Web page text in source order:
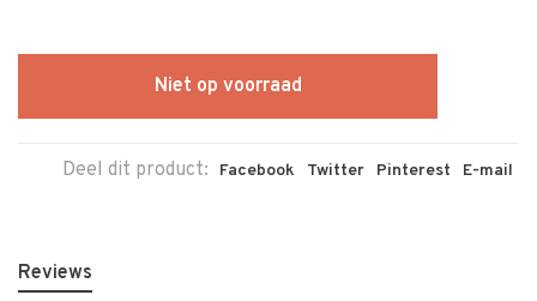
Niet op voorraad
Deel dit product: Facebook Twitter Pinterest E-mail
Reviews